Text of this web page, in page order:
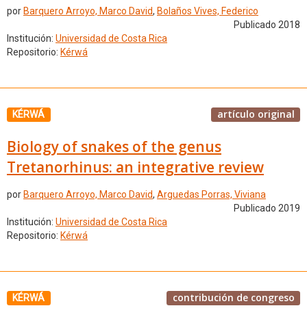
por Barquero Arroyo, Marco David, Bolaños Vives, Federico
Publicado 2018
Institución: Universidad de Costa Rica
Repositorio: Kérwá
KÉRWÁ artículo original
Biology of snakes of the genus
Tretanorhinus: an integrative review
por Barquero Arroyo, Marco David, Arguedas Porras, Viviana
Publicado 2019
Institución: Universidad de Costa Rica
Repositorio: Kérwá
KÉRWÁ contribución de congreso